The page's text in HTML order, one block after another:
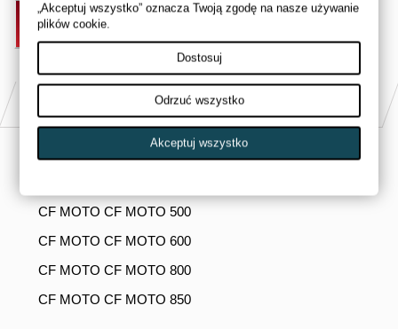
DODAJ DO KOSZYKA
CF MOTO CF MOTO 1000
CF MOTO CF MOTO 500
CF MOTO CF MOTO 600
CF MOTO CF MOTO 800
CF MOTO CF MOTO 850
„Akceptuj wszystko” oznacza Twoją zgodę na nasze używanie
plików cookie.
Dostosuj
Odrzuć wszystko
Akceptuj wszystko